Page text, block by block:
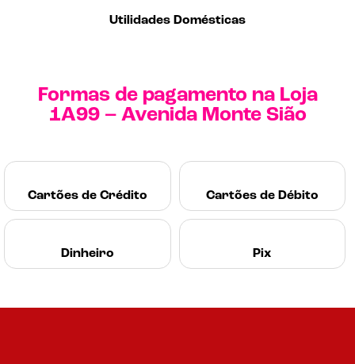
Utilidades Domésticas
Formas de pagamento na Loja
1A99 – Avenida Monte Sião
Cartões de Crédito Cartões de Débito
Dinheiro Pix